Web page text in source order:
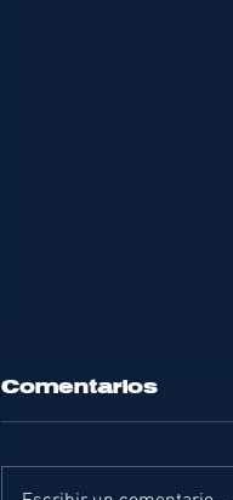
Comentarios